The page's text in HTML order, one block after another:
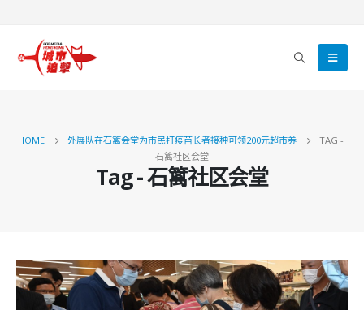
HOME 外展队在石篱会堂为市民打疫苗长者接种可领200元超市券
TAG -
石篱社区会堂
Tag - 石篱社区会堂